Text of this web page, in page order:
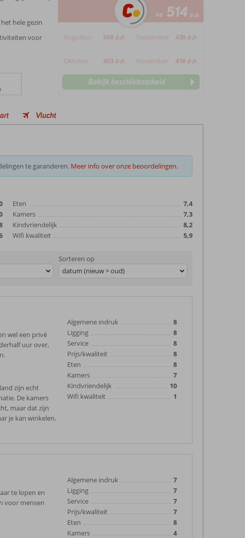
hele gezin
voor
va 514 p.p.
Augustus 568 p.p. September 436 p.p.
Oktober 403 p.p. November 418 p.p.
Bekijk beschikbaarheid
Vlucht
te garanderen. Meer info over onze beoordelingen.
Eten
7,4
Kamers
7,3
Kindvriendelijk
8,2
Wifi kwaliteit
5,9
Sorteren op
datum (nieuw > oud)
wel een privé
uur over,
zijn echt
De kamers
maar dat zijn
je kan winkelen.
Algemene indruk
8
Ligging
8
Service
8
Prijs/kwaliteit
8
Eten
8
Kamers
7
Kindvriendelijk
10
Wifi kwaliteit
1
te lopen en
voor mensen
Algemene indruk
7
Ligging
7
Service
7
Prijs/kwaliteit
7
Eten
8
Kamers
4